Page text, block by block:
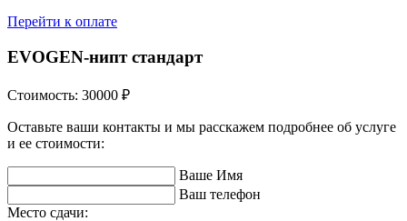
Перейти к оплате
EVOGEN-нипт стандарт
Стоимость: 30000 ₽
Оставьте ваши контакты и мы расскажем подробнее об услуге
и ее стоимости:
Ваше Имя
Ваш телефон
Место сдачи: